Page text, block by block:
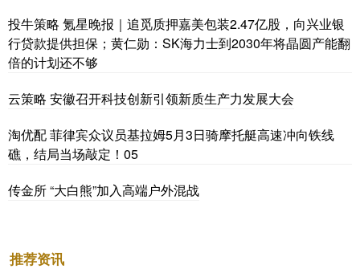
投牛策略 氪星晚报｜追觅质押嘉美包装2.47亿股，向兴业银
行贷款提供担保；黄仁勋：SK海力士到2030年将晶圆产能翻
倍的计划还不够
云策略 安徽召开科技创新引领新质生产力发展大会
淘优配 菲律宾众议员基拉姆5月3日骑摩托艇高速冲向铁线
礁，结局当场敲定！05
传金所 “大白熊”加入高端户外混战
推荐资讯